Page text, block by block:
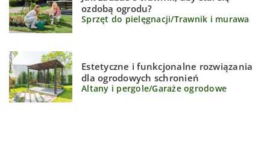
ozdobą ogrodu?
Sprzęt do pielęgnacji/Trawnik i murawa
Estetyczne i funkcjonalne rozwiązania
dla ogrodowych schronień
Altany i pergole/Garaże ogrodowe